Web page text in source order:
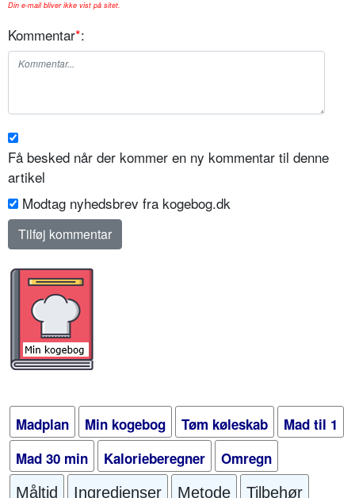
Din e-mail bliver ikke vist på sitet.
Kommentar*:
Få besked når der kommer en ny kommentar til denne
artikel
Modtag nyhedsbrev fra kogebog.dk
Madplan Min kogebog Tøm køleskab
Mad til 1
Mad 30 min
Kalorieberegner Omregn
Måltid Ingredienser Metode
Tilbehør